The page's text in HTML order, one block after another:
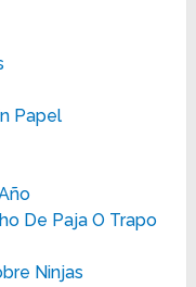
Papel
De Paja O Trapo
Ninjas